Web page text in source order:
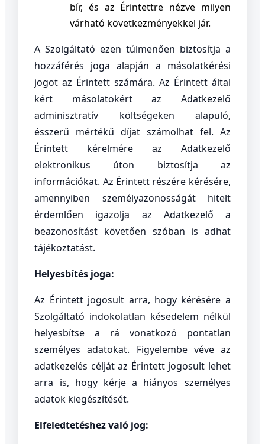
bír, és az Érintettre nézve milyen
várható következményekkel jár.
A Szolgáltató ezen túlmenően biztosítja a
hozzáférés joga alapján a másolatkérési
jogot az Érintett számára. Az Érintett által
kért másolatokért az Adatkezelő
adminisztratív költségeken alapuló,
ésszerű mértékű díjat számolhat fel. Az
Érintett kérelmére az Adatkezelő
elektronikus úton biztosítja az
információkat. Az Érintett részére kérésére,
amennyiben személyazonosságát hitelt
érdemlően igazolja az Adatkezelő a
beazonosítást követően szóban is adhat
tájékoztatást.
Helyesbítés joga:
Az Érintett jogosult arra, hogy kérésére a
Szolgáltató indokolatlan késedelem nélkül
helyesbítse a rá vonatkozó pontatlan
személyes adatokat. Figyelembe véve az
adatkezelés célját az Érintett jogosult lehet
arra is, hogy kérje a hiányos személyes
adatok kiegészítését.
Elfeledtetéshez való jog: